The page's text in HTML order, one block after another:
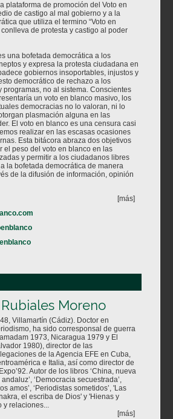
plataforma de promoción del Voto en
de castigo al mal gobierno y a la
que utiliza el termino “Voto en
conlleva de protesta y castigo al poder
una bofetada democrática a los
y expresa la protesta ciudadana en
gobiernos insoportables, injustos y
democrático de rechazo a los
programas, no al sistema. Conscientes
un voto en blanco masivo, los
democracias no lo valoran, ni lo
plasmación alguna en las
El voto en blanco es una censura casi
realizar en las escasas ocasiones
Esta bitácora abraza dos objetivos
el peso del voto en blanco en las
y permitir a los ciudadanos libres
la bofetada democrática de manera
de la difusión de información, opinión
[más]
Moreno
Villamartín (Cádiz). Doctor en
ha sido corresponsal de guerra
1973, Nicaragua 1979 y El
1980), director de las
de la Agencia EFE en Cuba,
e Italia, así como director de
Autor de los libros ‘China, nueva
andaluz’, ‘Democracia secuestrada’,
amos’, ‘Periodistas sometidos’, 'Las
el escriba de Dios' y 'Hienas y
y relaciones...
[más]